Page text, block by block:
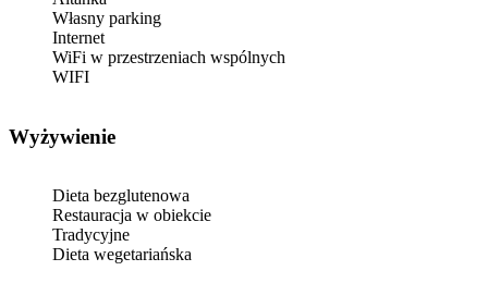
Własny parking
Internet
WiFi w przestrzeniach wspólnych
WIFI
Wyżywienie
Dieta bezglutenowa
Restauracja w obiekcie
Tradycyjne
Dieta wegetariańska